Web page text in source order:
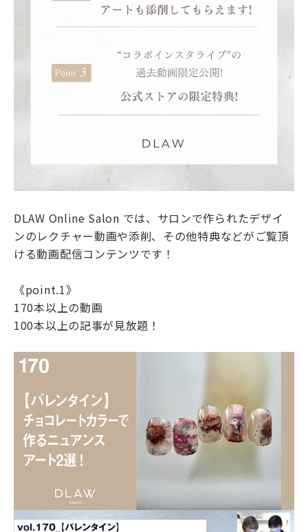
DLAW Online Salon では、サロンで作られたデザイ
ンのレクチャー動画や添削、その他特典などがご覧頂
ける動画配信コンテンツです！
《point.1》
170本以上の動画
100本以上の記事が見放題！